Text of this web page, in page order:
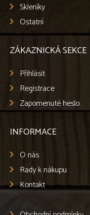
Skleníky
Ostatní
ZÁKAZNICKÁ SEKCE
Přihlásit
Registrace
Zapomenuté heslo
INFORMACE
O nás
Rady k nákupu
Kontakt